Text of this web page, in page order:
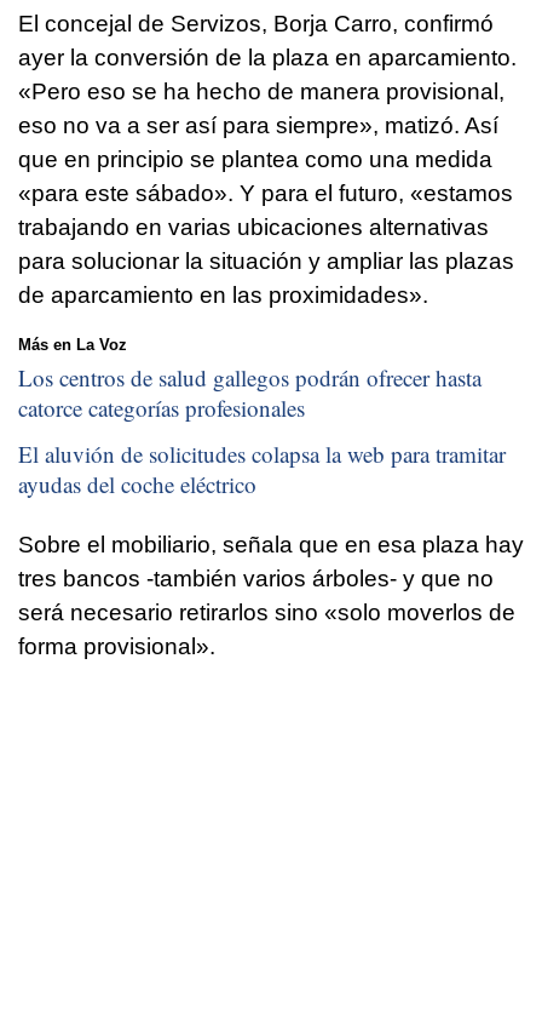
El concejal de Servizos, Borja Carro, confirmó
ayer la conversión de la plaza en aparcamiento.
«Pero eso se ha hecho de manera provisional,
eso no va a ser así para siempre», matizó. Así
que en principio se plantea como una medida
«para este sábado». Y para el futuro, «estamos
trabajando en varias ubicaciones alternativas
para solucionar la situación y ampliar las plazas
de aparcamiento en las proximidades».
Más en La Voz
Los centros de salud gallegos podrán ofrecer hasta
catorce categorías profesionales
El aluvión de solicitudes colapsa la web para tramitar
ayudas del coche eléctrico
Sobre el mobiliario, señala que en esa plaza hay
tres bancos -también varios árboles- y que no
será necesario retirarlos sino «solo moverlos de
forma provisional».